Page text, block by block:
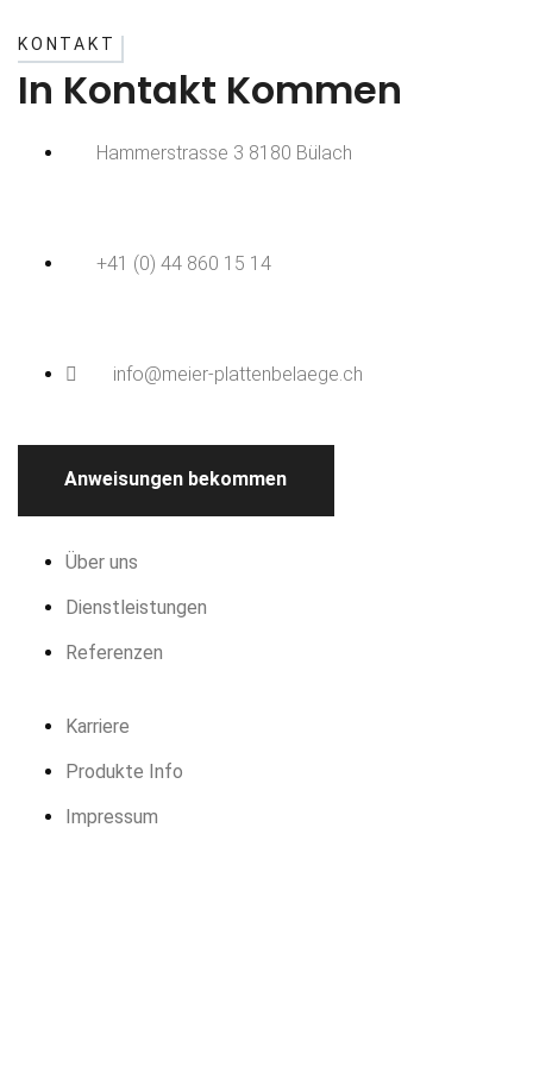
KONTAKT
In Kontakt Kommen
Hammerstrasse 3 8180 Bülach
+41 (0) 44 860 15 14
info@meier-plattenbelaege.ch
Anweisungen bekommen
Über uns
Dienstleistungen
Referenzen
Karriere
Produkte Info
Impressum